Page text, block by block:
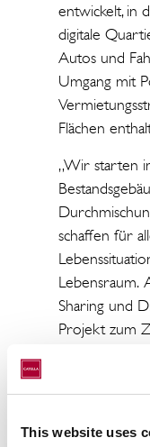
This website uses
entwickelt, in
digitale
Autos und
Umgang mit
Flächen
„Wir starten
schaffen für
Lebensraum.
Sharing und
Projekt zum
wir den
Nutzern von